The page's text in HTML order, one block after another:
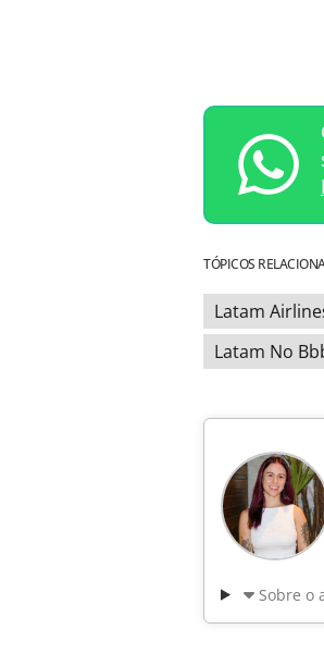
TÓPICOS
Latam
Latam No
Sobre o